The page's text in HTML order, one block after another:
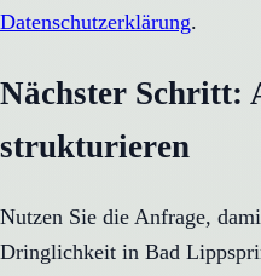
Datenschutzerklärung.
Nächster Schritt:
strukturieren
Nutzen Sie die Anfrage,
Dringlichkeit in Bad